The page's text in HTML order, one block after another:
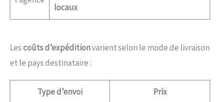
locaux
Lescoûts d’expéditionvarient selon le mode de livraison
et le pays destinataire :
Type d’envoi Prix